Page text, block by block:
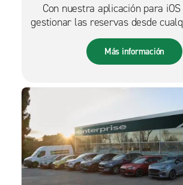
Con nuestra aplicación para
gestionar las reservas desde
más fácil que nunca.
Más información